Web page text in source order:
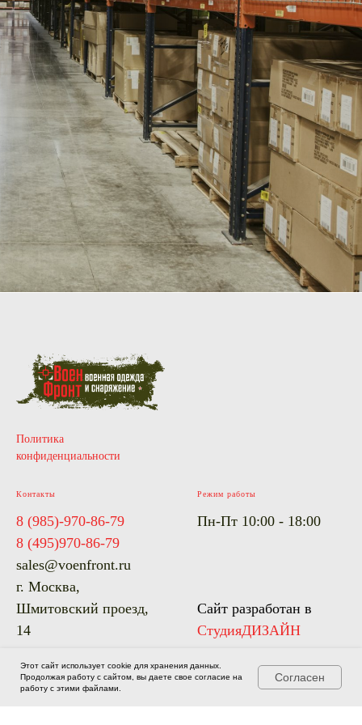
вопросы
снаряжение для охоты или рыбалки,
чехлы, кобура, перчатки, сумки,
куртки с карманами) во многие
города России. Вот некоторые из них:
Москва, Санкт-Петербург,
Екатеринбург, Новосибирск,
Красноярск, Владивосток, Ростов-на-
Дону, Казань, Нижний Новгород,
Самара, Уфа, Калининград,
Челябинск, Омск, Краснодар, Сочи,
Киров, Тюмень, Пермь, Ярославль,
Ижевск, Курган, Петрозаводск,
Вологда, Архангельск, Барнаул,
Кемерово, Томск, Иркутск,
Красногорск, Подольск, Балашиха.
Политика
конфиденциальности
Контакты
8 (985)-970-86-79
8 (495)970-86-79
sales@voenfront.ru
г. Москва,
Шмитовский проезд,
14
Режим работы
Пн-Пт 10:00 - 18:00
Сайт разработан в
СтудияДИЗАЙН
Этот сайт использует cookie для хранения данных.
Продолжая работу с сайтом, вы даете свое согласие на
работу с этими файлами.
Согласен